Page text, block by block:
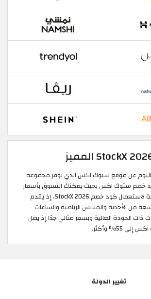
اليوم عن موقع ستوك اكس الذي يوفر مجموعة
خصم ستوك اكس بحيث يمكنك التسوق بأسعار
تنافسية بدون الحاجة لاستعمال كود خصم StockX 2026، إذ يقدم
من الأحذية والملابس الرياضية والساعات
ذات الجودة العالية وبسعر مثالي جدًا إذ يصل
وأكثر.
تغيير الدولة